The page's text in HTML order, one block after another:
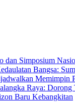
dan Simposium
Bangsa:
Memimpin
Raya: Dorong
Baru Kebangkitan